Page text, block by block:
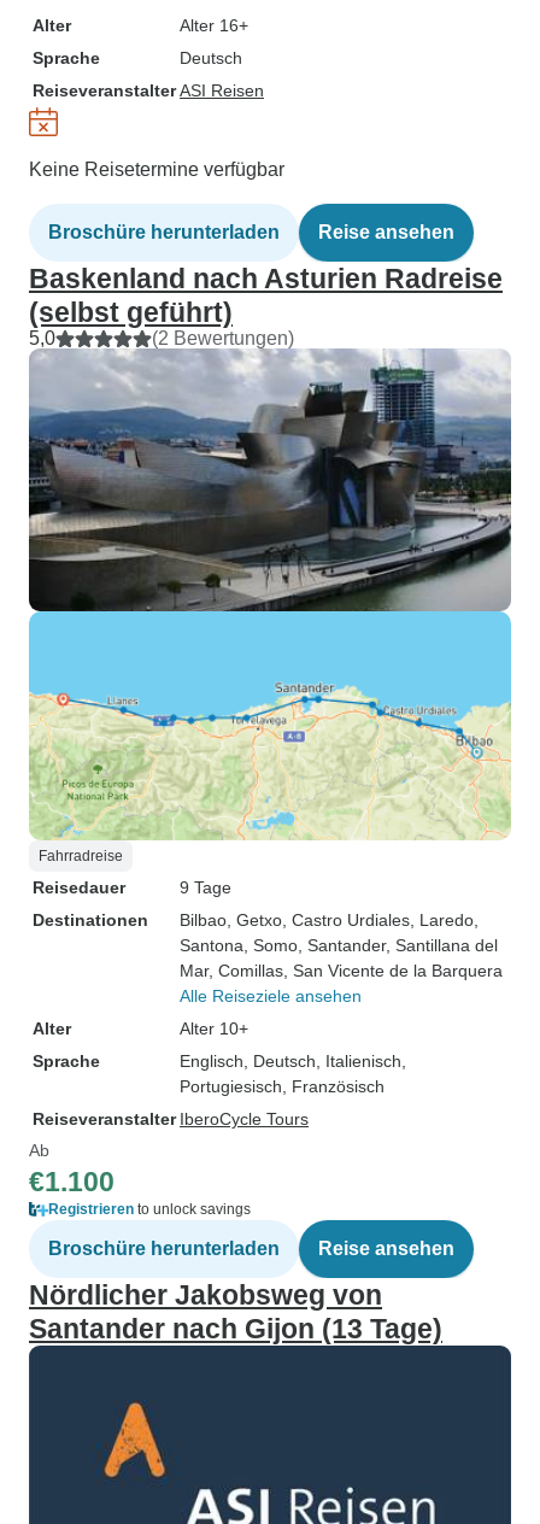
Alter
Alter 16+
Sprache
Deutsch
ReiseveranstalterASI Reisen
Keine Reisetermine verfügbar
Broschüre herunterladen Reise ansehen
Baskenland nach Asturien Radreise
(selbst geführt)
5,0 (2 Bewertungen)
Fahrradreise
Reisedauer
9 Tage
Destinationen
Bilbao , Getxo , Castro Urdiales , Laredo
Santona , Somo , Santander, Santillana del
Mar, Comillas , San Vicente de la Barquera
Alle Reiseziele ansehen
Alter
Alter 10+
Sprache
Englisch, Deutsch, Italienisch,
Portugiesisch, Französisch
Reiseveranstalter IberoCycle Tours
Ab
€1.100
Registrieren to unlock savings
Broschüre herunterladen Reise ansehen
Nördlicher Jakobsweg von
Santander nach Gijon (13 Tage)